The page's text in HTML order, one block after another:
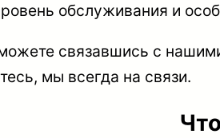
обслуживания и
связавшись с
мы всегда на связи.